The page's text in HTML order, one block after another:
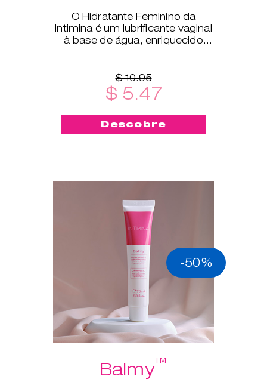
O Hidratante Feminino da
Intimina é um lubrificante vaginal
à base de água, enriquecido
natural do t
$ 10.95
$ 5.47
Descobre
-50%
Balmy™